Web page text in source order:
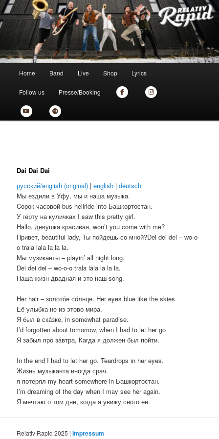
Zum
primären
Inhalt
Relativ Rapid
the new skankin' shit from munich
Home Band Live Shop Lyrics
Follow us Presse/Booking
Dai Dai Dai
русский/english (original) |english |deutsch
Мы ездили в Уфу, мы и наша музыкa.
Cорок часовой bus hellride into Башкортостан.
У гёрту на куличках I saw this pretty girl.
Hallo, девушка красивая, won’t you come with me?
Привет, beautiful lady, Ты пойдешь со мной?Dei dei dei – wo-o-
o trala lala la la la.
Мы музиканты – playin’ all night long.
Dei dei dei – wo-o-o trala lala la la la.
Наша жизн двадная и это наш song.
Her hair – золотóе сóлнце. Her eyes blue like the skies.
Её улыбка не из этово мира.
Я был в скáзке, in somewhat paradise.
I’d forgotten about tomorrow, when I had to let her go
Я забыл про зáвтра, Кагда я дoлжен был пойти.
In the end I had to let her go. Teardrops in her eyes.
Жизнь музыканта иногда срач.
я потерял my heart somewhere in Башкортостан.
I’m dreaming of the day when I may see her again.
Я мечтаю о том дне, когда я увижу сного её.
Relativ Rapid 2025 |Impressum